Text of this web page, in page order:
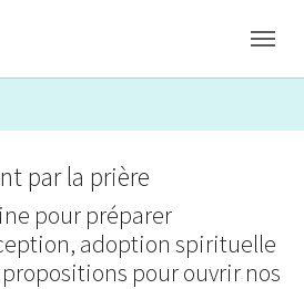
par la prière
pour préparer
adoption spirituelle
pour ouvrir nos